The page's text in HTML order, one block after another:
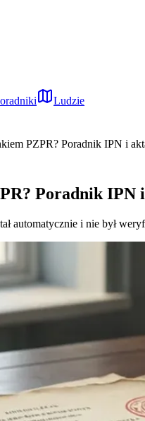
Ludzie
PZPR? Poradnik IPN i
Poradnik IPN
automatycznie i nie był